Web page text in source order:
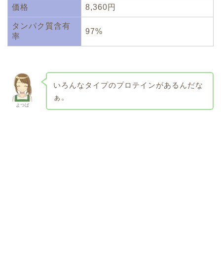
価格 8,360円
タンパク質含有
率
97%
よつば
いろんなタイプのプロテインがあるんだな
ぁ。